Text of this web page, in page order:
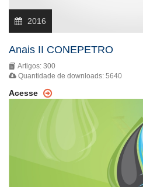
2016
Anais II CONEPETRO
Artigos: 300
Quantidade de downloads: 5640
Acesse